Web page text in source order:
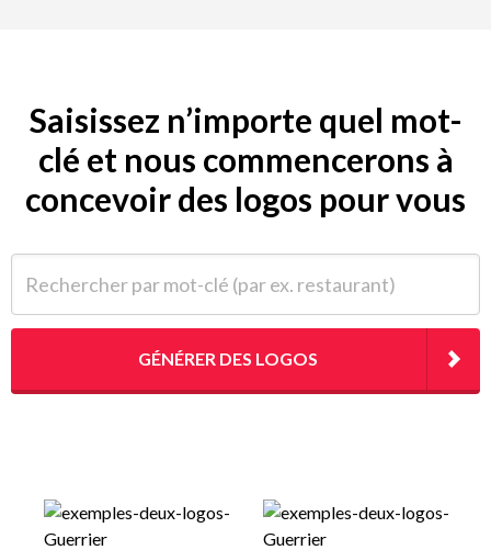
Saisissez n’importe quel mot-
clé et nous commencerons à
concevoir des logos pour vous
GÉNÉRER DES LOGOS